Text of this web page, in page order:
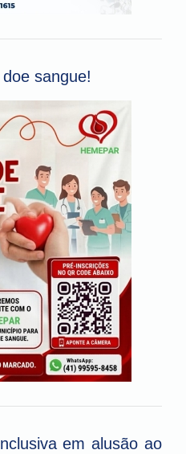
sangue!
em alusão ao